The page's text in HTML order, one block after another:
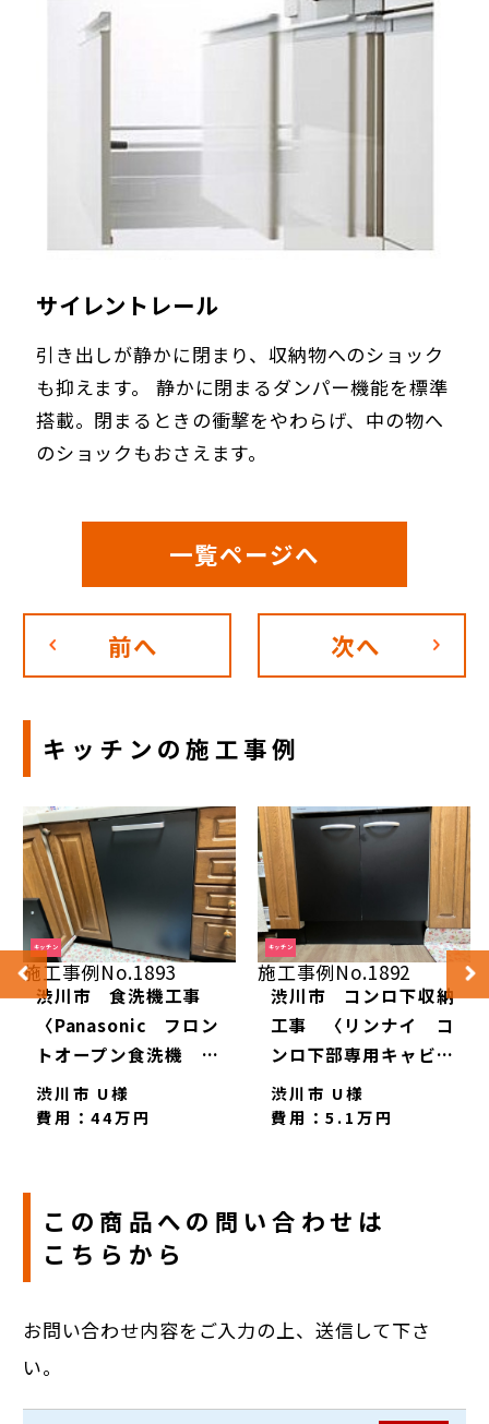
サイレントレール
引き出しが静かに閉まり、収納物へのショック
も抑えます。 静かに閉まるダンパー機能を標準
搭載。閉まるときの衝撃をやわらげ、中の物へ
のショックもおさえます。
前へ
一覧ページへ
次へ
キッチン の施工事例
キッチン
施工事例No.1893
渋川市 食洗機工事
〈Panasonic フロン
トオープン食洗機
NP-45EF1WPE 単品
販売後付け用〉
渋川市 U様
費用：44万円
キッチン
施工事例No.1892
渋川市 コンロ下収納
工事 〈リンナイ コ
ンロ下部専用キャビネ
ット 幅60ｃｍ 高
さ58ｃｍ UKC-605-
渋川市 U様
費用：5.1万円
この商品への問い合わせは
こちらから
お問い合わせ内容をご入力の上、送信して下さ
い。